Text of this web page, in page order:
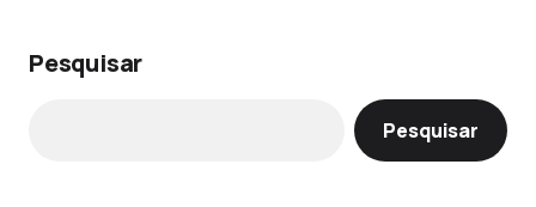
Pesquisar
Pesquisar